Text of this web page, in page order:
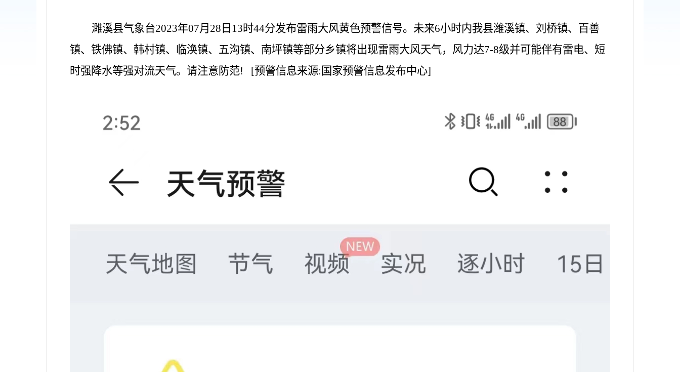
濉溪县气象台2023年07月28日13时44分发布雷雨大风黄色预警信号。未来6小时内我县潍溪镇、刘桥镇、百善
镇、铁佛镇、韩村镇、临涣镇、五沟镇、南坪镇等部分乡镇将出现雷雨大风天气，风力达7-8级并可能伴有雷电、短
时强降水等强对流天气。请注意防范!
[预警信息来源:国家预警信息发布中心]